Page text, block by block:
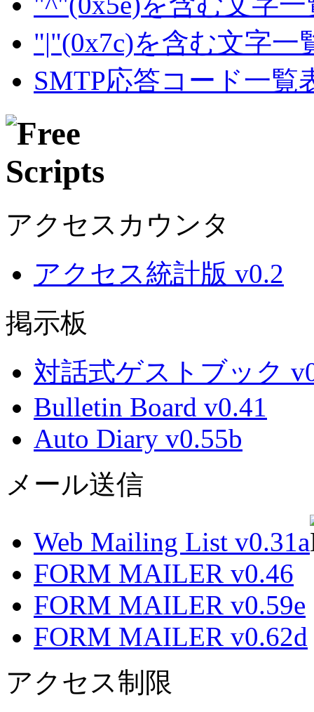
"|"(0x7c)を含む文字一
SMTP応答コード一覧
アクセスカウンタ
アクセス統計版 v0.2
掲示板
対話式ゲストブック
Bulletin Board v0.41
Auto Diary v0.55b
メール送信
Web Mailing List v0.31a
FORM MAILER v0.46
FORM MAILER v0.59e
FORM MAILER v0.62d
アクセス制限